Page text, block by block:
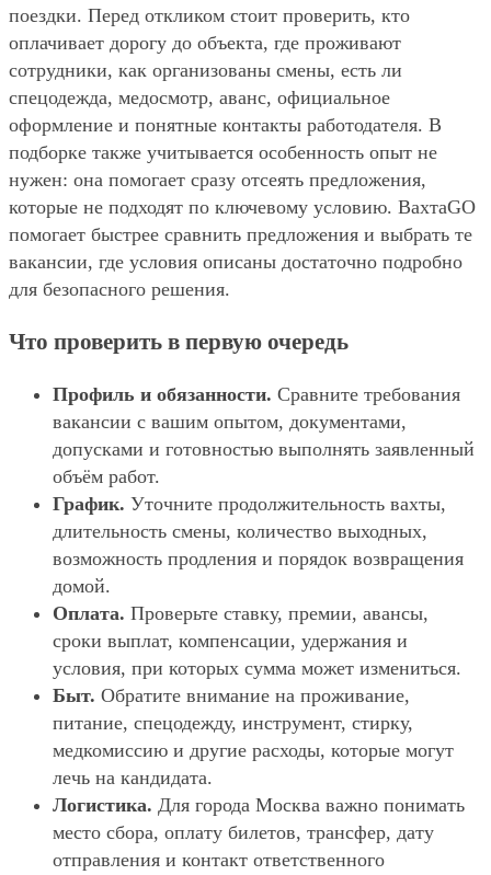
поездки. Перед откликом стоит проверить, кто
оплачивает дорогу до объекта, где проживают
сотрудники, как организованы смены, есть ли
спецодежда, медосмотр, аванс, официальное
оформление и понятные контакты работодателя. В
подборке также учитывается особенность опыт не
нужен: она помогает сразу отсеять предложения,
которые не подходят по ключевому условию. ВахтаGO
помогает быстрее сравнить предложения и выбрать те
вакансии, где условия описаны достаточно подробно
для безопасного решения.
Что проверить в первую очередь
Профиль и обязанности. Сравните требования
вакансии с вашим опытом, документами,
допусками и готовностью выполнять заявленный
объём работ.
График. Уточните продолжительность вахты,
длительность смены, количество выходных,
возможность продления и порядок возвращения
домой.
Оплата. Проверьте ставку, премии, авансы,
сроки выплат, компенсации, удержания и
условия, при которых сумма может измениться.
Быт. Обратите внимание на проживание,
питание, спецодежду, инструмент, стирку,
медкомиссию и другие расходы, которые могут
лечь на кандидата.
Логистика. Для города Москва важно понимать
место сбора, оплату билетов, трансфер, дату
отправления и контакт ответственного